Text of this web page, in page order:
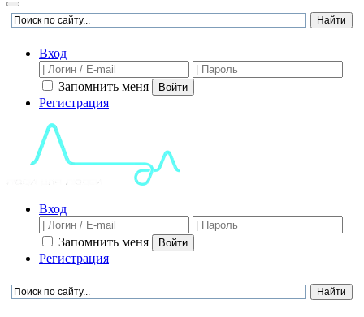
Вход
Запомнить меня Войти
Регистрация
Вход
Запомнить меня Войти
Регистрация